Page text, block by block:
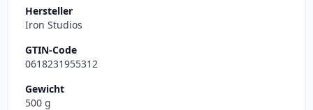
Hersteller
Iron Studios
GTIN-Code
0618231955312
Gewicht
500 g